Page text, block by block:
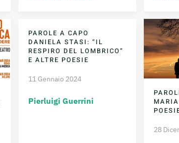
PAROLE A CAPO
DANIELA STASI: “IL
RESPIRO DEL LOMBRICO”
E ALTRE POESIE
11 Gennaio 2024
Pierluigi Guerrini
28